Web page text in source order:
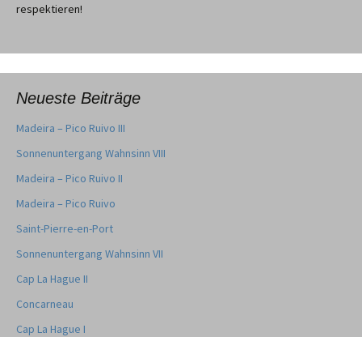
respektieren!
Neueste Beiträge
Madeira – Pico Ruivo III
Sonnenuntergang Wahnsinn VIII
Madeira – Pico Ruivo II
Madeira – Pico Ruivo
Saint-Pierre-en-Port
Sonnenuntergang Wahnsinn VII
Cap La Hague II
Concarneau
Cap La Hague I